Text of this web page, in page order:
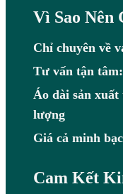
Vì Sao Nên
Chỉ chuyên về
Tư vấn tận
Áo dài sản
lượng
Giá cả minh
Cam Kết